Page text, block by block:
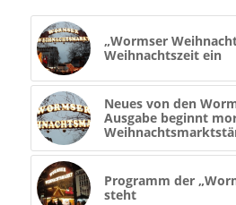
„Wormser
Weihnachtszeit ein
Neues von den
Ausgabe beginnt
Programm der
steht